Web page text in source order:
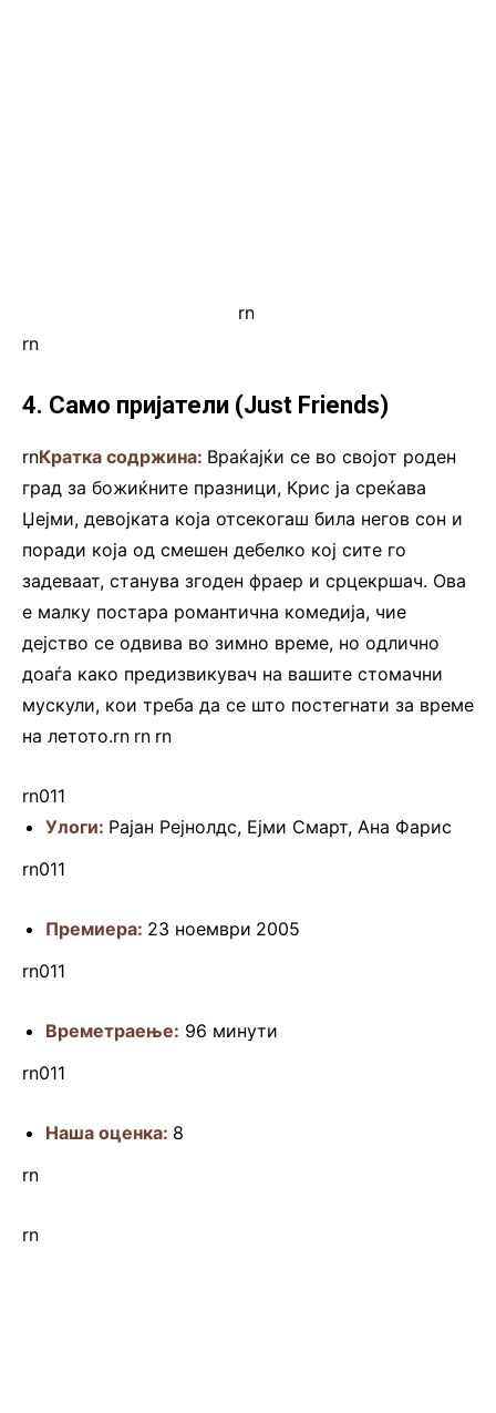
rn.
rn
4. Само пријатели (Just Friends)
rnКратка содржина: Враќајќи се во својот роден
град за божиќните празници, Крис ја среќава
Џејми, девојката која отсекогаш била негов сон и
поради која од смешен дебелко кој сите го
задеваат, станува згоден фраер и срцекршач. Ова
е малку постара романтична комедија, чие
дејство се одвива во зимно време, но одлично
доаѓа како предизвикувач на вашите стомачни
мускули, кои треба да се што постегнати за време
на летото.rn rn rn
rn011
Улоги: Рајан Рејнолдс, Ејми Смарт, Ана Фарис
rn011
Премиера: 23 ноември 2005
rn011
Времетраење: 96 минути
rn011
Наша оценка: 8
rn
rn